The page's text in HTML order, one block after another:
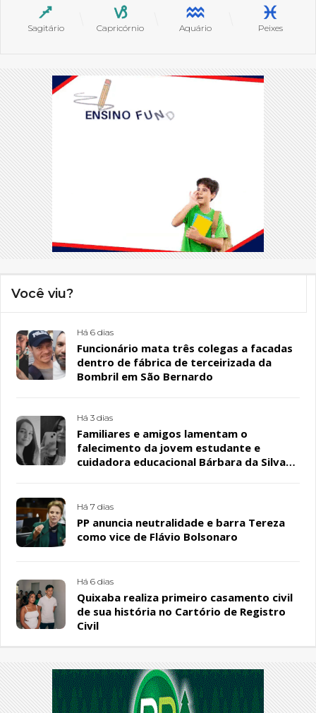
Sagitário Capricórnio Aquário Peixes
Você viu?
Há 6 dias
Funcionário mata três colegas a facadas
dentro de fábrica de terceirizada da
Bombril em São Bernardo
Há 3 dias
Familiares e amigos lamentam o
falecimento da jovem estudante e
cuidadora educacional Bárbara da Silva
Há 7 dias
PP anuncia neutralidade e barra Tereza
como vice de Flávio Bolsonaro
Há 6 dias
Quixaba realiza primeiro casamento civil
de sua história no Cartório de Registro
Civil